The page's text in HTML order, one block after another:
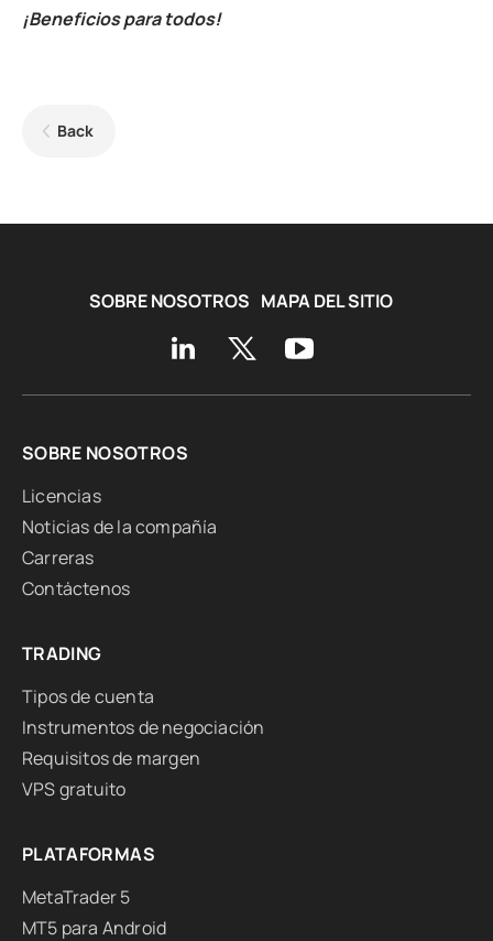
¡Beneficios para todos!
Back
SOBRE NOSOTROS MAPA DEL SITIO
SOBRE NOSOTROS
Licencias
Noticias de la compañía
Carreras
Contáctenos
TRADING
Tipos de cuenta
Instrumentos de negociación
Requisitos de margen
VPS gratuito
PLATAFORMAS
MetaTrader 5
MT5 para Android